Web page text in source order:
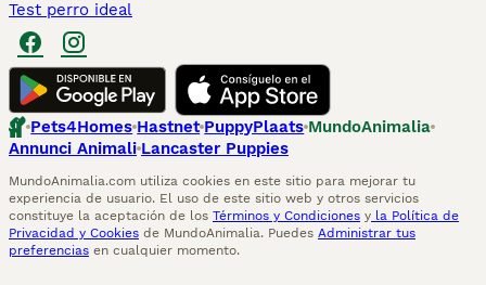
Test perro ideal
Pets4Homes Hastnet PuppyPlaats MundoAnimalia
Annunci Animali Lancaster Puppies
MundoAnimalia.com utiliza cookies en este sitio para mejorar tu
experiencia de usuario. El uso de este sitio web y otros servicios
constituye la aceptación de los Términos y Condiciones y la Política de
Privacidad y Cookies de MundoAnimalia. Puedes Administrar tus
preferencias en cualquier momento.